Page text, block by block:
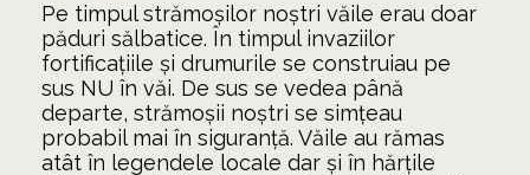
Pe timpul strămoșilor noștri văile erau doar
păduri sălbatice. În timpul invaziilor
fortificațiile și drumurile se construiau pe
sus NU în văi. De sus se vedea până
departe, strămoșii noștri se simțeau
probabil mai în siguranță. Văile au rămas
atât în legendele locale dar și în hărțile